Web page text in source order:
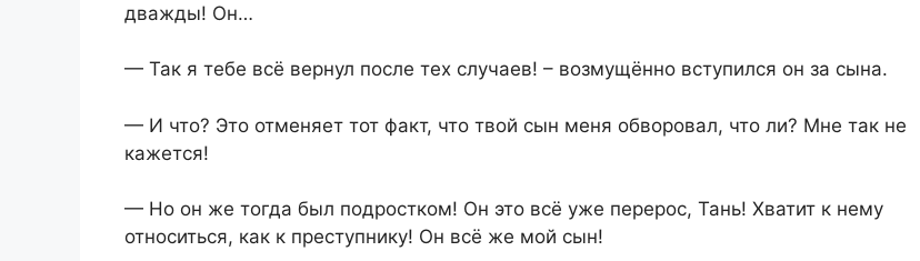
дважды! Он…
— Так я тебе всё вернул после тех случаев! – возмущённо вступился он за сына.
— И что? Это отменяет тот факт, что твой сын меня обворовал, что ли? Мне так не
кажется!
— Но он же тогда был подростком! Он это всё уже перерос, Тань! Хватит к нему
относиться, как к преступнику! Он всё же мой сын!